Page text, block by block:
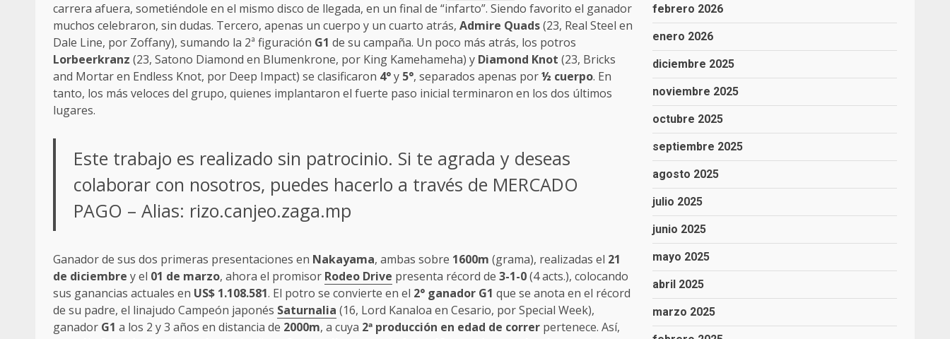
carrera afuera, sometiéndole en el mismo disco de llegada, en un final de “infarto”. Siendo favorito el ganador
muchos celebraron, sin dudas. Tercero, apenas un cuerpo y un cuarto atrás, Admire Quads(23, Real Steel en
Dale Line, por Zoffany), sumando la 2ª figuración G1 de su campaña. Un poco más atrás, los potros
Lorbeerkranz (23, Satono Diamond en Blumenkrone, por King Kamehameha) y Diamond Knot (23, Bricks
and Mortar en Endless Knot, por Deep Impact) se clasificaron 4°y 5°, separados apenas por½ cuerpo. En
tanto, los más veloces del grupo, quienes implantaron el fuerte paso inicial terminaron en los dos últimos
lugares.
Este trabajo es realizado sin patrocinio. Si te agrada y deseas
colaborar con nosotros, puedes hacerlo a través de MERCADO
PAGO – Alias: rizo.canjeo.zaga.mp
Ganador de sus dos primeras presentaciones en Nakayama, ambas sobre 1600m (grama), realizadas el 21
de diciembre y el 01 de marzo, ahora el promisor Rodeo Drive presenta récord de 3-1-0(4 acts.), colocando
sus ganancias actuales en US$ 1.108.581. El potro se convierte en el 2° ganador G1 que se anota en el récord
de su padre, el linajudo Campeón japonés Saturnalia (16, Lord Kanaloa en Cesario, por Special Week),
ganador G1 a los 2 y 3 años en distancia de 2000m, a cuya 2ª producción en edad de correr pertenece. Así,
febrero 2026
enero 2026
diciembre 2025
noviembre 2025
octubre 2025
septiembre 2025
agosto 2025
julio 2025
junio 2025
mayo 2025
abril 2025
marzo 2025